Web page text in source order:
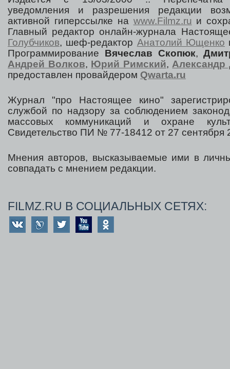
уведомления и разрешения редакции
активной гиперссылке на www.Filmz.ru и
Главный редактор онлайн-журнала
Голубчиков, шеф-редактор Анатолий Ющенко
Программирование Вячеслав Скопюк,
Андрей Волков, Юрий Римский,Александр
предоставлен провайдером Qwarta.ru
Журнал "про Настоящее кино"
службой по надзору за соблюдением
массовых коммуникаций и охране
Свидетельство ПИ № 77-18412 от 27 сентября
Мнения авторов, высказываемые ими в
совпадать с мнением редакции.
FILMZ.RU В СОЦИАЛЬНЫХ СЕТЯХ: